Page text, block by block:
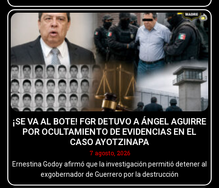
¡SE VA AL BOTE! FGR DETUVO A ÁNGEL AGUIRRE
POR OCULTAMIENTO DE EVIDENCIAS EN EL
CASO AYOTZINAPA
7 agosto, 2026
Ernestina Godoy afirmó que la investigación permitió detener al
exgobernador de Guerrero por la destrucción